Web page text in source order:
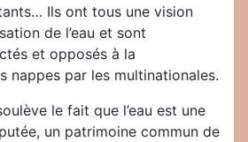
Ils ont tous une vision
de l’eau et sont
et opposés à la
nappes par les multinationales.
le fait que l’eau est une
un patrimoine commun de